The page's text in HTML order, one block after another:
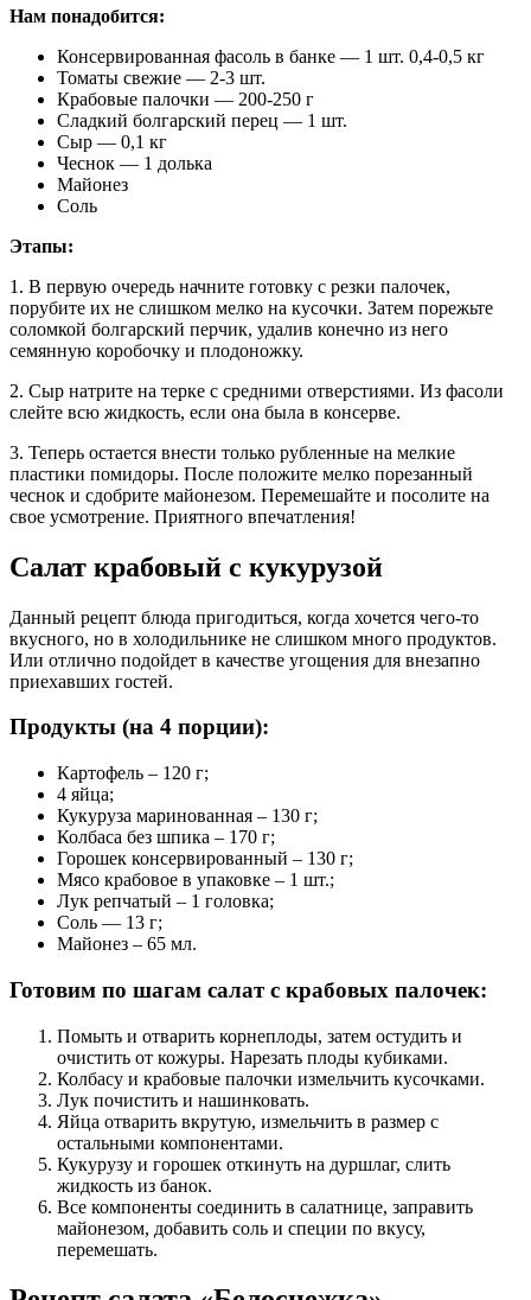
Нам понадобится:
Консервированная фасоль в банке — 1 шт. 0,4-0,5 кг
Томаты свежие — 2-3 шт.
Крабовые палочки — 200-250 г
Сладкий болгарский перец — 1 шт.
Сыр — 0,1 кг
Чеснок — 1 долька
Майонез
Соль
Этапы:
1. В первую очередь начните готовку с резки палочек,
порубите их не слишком мелко на кусочки. Затем порежьте
соломкой болгарский перчик, удалив конечно из него
семянную коробочку и плодоножку.
2. Сыр натрите на терке с средними отверстиями. Из фасоли
слейте всю жидкость, если она была в консерве.
3. Теперь остается внести только рубленные на мелкие
пластики помидоры. После положите мелко порезанный
чеснок и сдобрите майонезом. Перемешайте и посолите на
свое усмотрение. Приятного впечатления!
Салат крабовый с кукурузой
Данный рецепт блюда пригодиться, когда хочется чего-то
вкусного, но в холодильнике не слишком много продуктов.
Или отлично подойдет в качестве угощения для внезапно
приехавших гостей.
Продукты (на 4 порции):
Картофель – 120 г;
4 яйца;
Кукуруза маринованная – 130 г;
Колбаса без шпика – 170 г;
Горошек консервированный – 130 г;
Мясо крабовое в упаковке – 1 шт.;
Лук репчатый – 1 головка;
Соль — 13 г;
Майонез – 65 мл.
Готовим по шагам салат с крабовых палочек:
Помыть и отварить корнеплоды, затем остудить и
очистить от кожуры. Нарезать плоды кубиками.
Колбасу и крабовые палочки измельчить кусочками.
Лук почистить и нашинковать.
Яйца отварить вкрутую, измельчить в размер с
остальными компонентами.
Кукурузу и горошек откинуть на дуршлаг, слить
жидкость из банок.
Все компоненты соединить в салатнице, заправить
майонезом, добавить соль и специи по вкусу,
перемешать.